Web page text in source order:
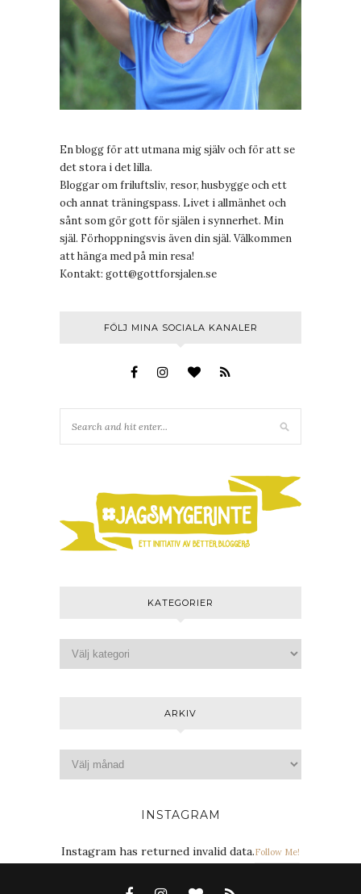
En blogg för att utmana mig själv och för att se
det stora i det lilla.
Bloggar om friluftsliv, resor, husbygge och ett
och annat träningspass. Livet i allmänhet och
sånt som gör gott för själen i synnerhet. Min
själ. Förhoppningsvis även din själ. Välkommen
att hänga med på min resa!
Kontakt: gott@gottforsjalen.se
FÖLJ MINA SOCIALA KANALER
KATEGORIER
ARKIV
INSTAGRAM
Instagram has returned invalid data.Follow Me!